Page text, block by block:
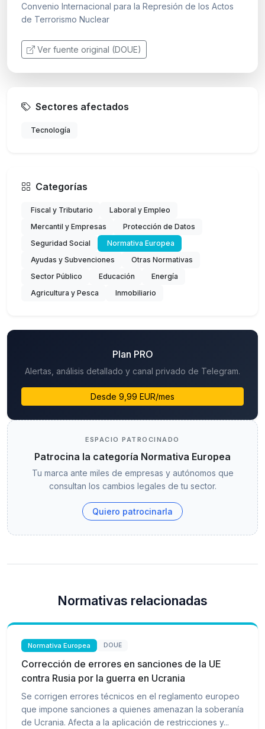
Convenio Internacional para la Represión de los Actos
de Terrorismo Nuclear
Ver fuente original (DOUE)
Sectores afectados
Tecnología
Categorías
Fiscal y Tributario
Laboral y Empleo
Mercantil y Empresas
Protección de Datos
Seguridad Social
Normativa Europea
Ayudas y Subvenciones
Otras Normativas
Sector Público
Educación
Energía
Agricultura y Pesca
Inmobiliario
Plan PRO
Alertas, análisis detallado y canal privado de Telegram.
Desde 9,99 EUR/mes
ESPACIO PATROCINADO
Patrocina la categoría Normativa Europea
Tu marca ante miles de empresas y autónomos que
consultan los cambios legales de tu sector.
Quiero patrocinarla
Normativas relacionadas
Normativa Europea DOUE
Corrección de errores en sanciones de la UE
contra Rusia por la guerra en Ucrania
Se corrigen errores técnicos en el reglamento europeo
que impone sanciones a quienes amenazan la soberanía
de Ucrania. Afecta a la aplicación de restricciones y...